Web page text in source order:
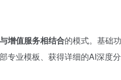
增值服务相结合的模式。基础
专业模板、获得详细的AI深度